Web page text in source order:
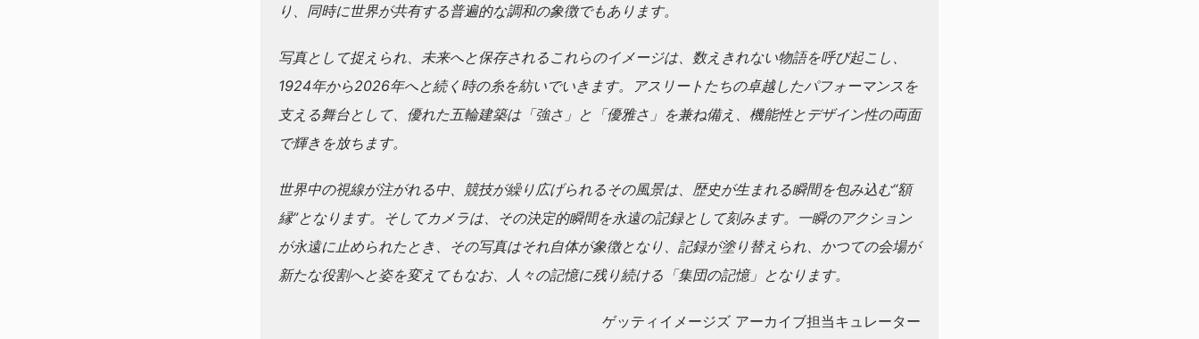
り、同時に世界が共有する普遍的な調和の象徴でもあります。
写真として捉えられ、未来へと保存されるこれらのイメージは、数えきれない物語を呼び起こし、
1924年から2026年へと続く時の糸を紡いでいきます。アスリートたちの卓越したパフォーマンスを
支える舞台として、優れた五輪建築は「強さ」と「優雅さ」を兼ね備え、機能性とデザイン性の両面
で輝きを放ちます。
世界中の視線が注がれる中、競技が繰り広げられるその風景は、歴史が生まれる瞬間を包み込む“額
縁”となります。そしてカメラは、その決定的瞬間を永遠の記録として刻みます。一瞬のアクション
が永遠に止められたとき、その写真はそれ自体が象徴となり、記録が塗り替えられ、かつての会場が
新たな役割へと姿を変えてもなお、人々の記憶に残り続ける「集団の記憶」となります。
ゲッティイメージズ アーカイブ担当キュレーター